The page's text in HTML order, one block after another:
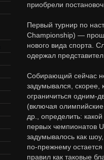
приобрели
Первый турнир по
Championship) —
нового вида спорта.
одержал
Собирающий сейчас
задумывался, скорее,
ограничиться одним-
(включая
др., определить:
первых чемпионатов
задумывалось как
по-прежнему
правил как таковые